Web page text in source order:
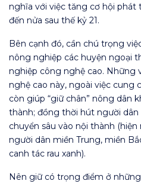
nghĩa với việc tăng cơ hội phát
đến nửa sau thế kỷ 21.
Bên cạnh đó, cần chú trọng
nông nghiệp các huyện ngoại
nghiệp công nghệ cao. Những
nghệ cao này, ngoài việc cung
còn giúp “giữ chân” nông dân
thành; đồng thời hút người dân
chuyển sâu vào nội thành
người dân miền Trung, miền
canh tác rau xanh).
Nên giữ có trọng điểm ở